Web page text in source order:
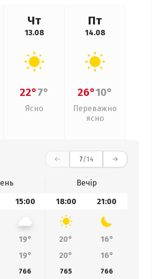
Чт
13.08
22°7°
Ясно
Пт
14.08
26°10°
Переважно
ясно
7/14
Вечір
15:00 18:00 21:00
19° 20°
16°
19° 20° 16°
766 765
766